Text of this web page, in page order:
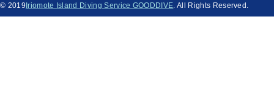
© 2019Iriomote Island Diving Service GOODDIVE . All Rights Reserved.